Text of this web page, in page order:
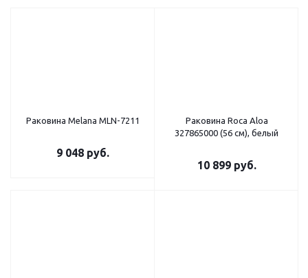
Раковина Melana MLN-7211
9 048 руб.
Раковина Roca Aloa
327865000 (56 см), белый
10 899руб.